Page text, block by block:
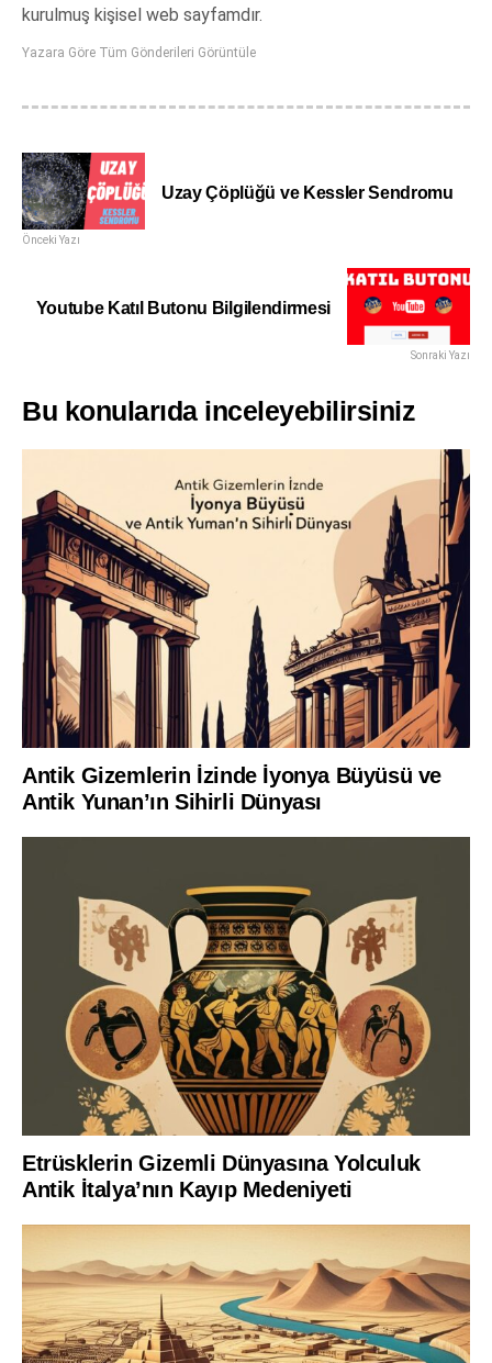
kurulmuş kişisel web sayfamdır.
Yazara Göre Tüm Gönderileri Görüntüle
Uzay Çöplüğü ve Kessler Sendromu
Önceki Yazı
Youtube Katıl Butonu Bilgilendirmesi
Sonraki Yazı
Bu konularıda inceleyebilirsiniz
Antik Gizemlerin İzinde İyonya Büyüsü ve
Antik Yunan’ın Sihirli Dünyası
Etrüsklerin Gizemli Dünyasına Yolculuk
Antik İtalya’nın Kayıp Medeniyeti